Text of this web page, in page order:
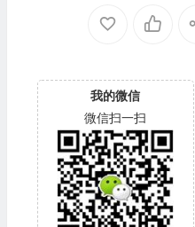
我的微信
微信扫一扫